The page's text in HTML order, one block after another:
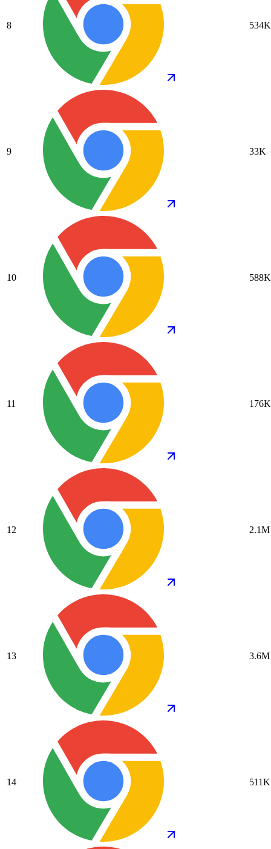
8 534K
9 33K
10 588K
11 176K
12 2.1M
13 3.6M
14 511K